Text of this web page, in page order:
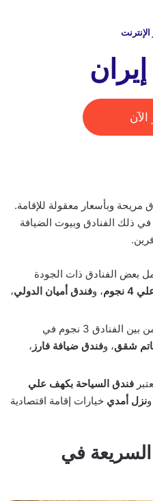
مريحة وبأسعار معقولة للإقامة.
في ذلك الفنادق وبيوت الضيافة
بعض الفنادق ذات الجودة
نجوم ، وفندق أميان الدولي،
: من بين الفنادق 3 نجوم في
شقق، وفندق ضيافة فارز ،
فندق السياحة بكهف علي
نزل أمدي خيارات إقامة اقتصادية
في